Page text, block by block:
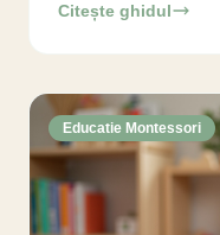
Citește ghidul
Educatie Montessori